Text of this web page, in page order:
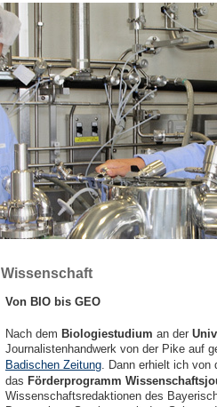
Wissenschaft
Von BIO bis GEO
Nach dem Biologiestudium an der
Journalistenhandwerk von der Pike auf
Badischen Zeitung. Dann erhielt ich von
das Förderprogramm
Wissenschaftsredaktionen des